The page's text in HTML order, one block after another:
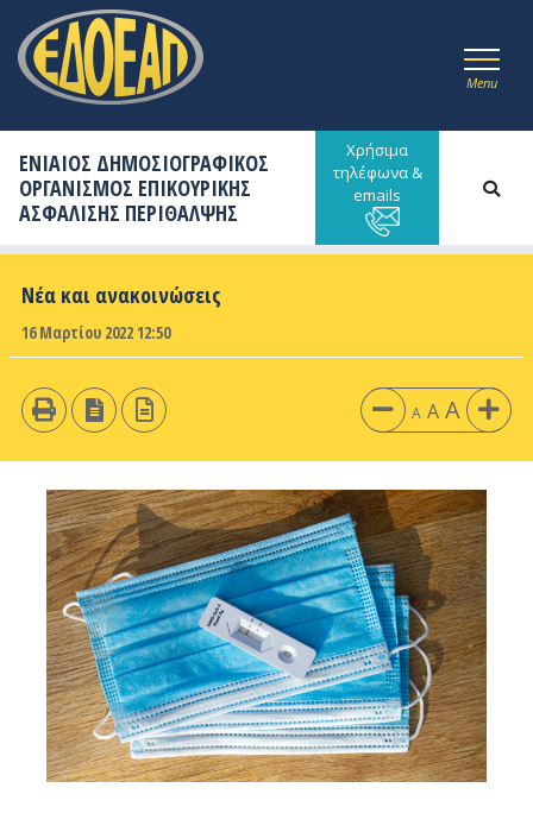
Menu
ΕΝΙΑΙΟΣ ΔΗΜΟΣΙΟΓΡΑΦΙΚΟΣ
ΟΡΓΑΝΙΣΜΟΣ ΕΠΙΚΟΥΡΙΚΗΣ
ΑΣΦΑΛΙΣΗΣ ΠΕΡΙΘΑΛΨΗΣ
Χρήσιμα
τηλέφωνα &
emails
Νέα και ανακοινώσεις
16 Μαρτίου 2022 12:50
A A A